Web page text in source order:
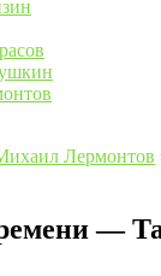
Лермонтов
—